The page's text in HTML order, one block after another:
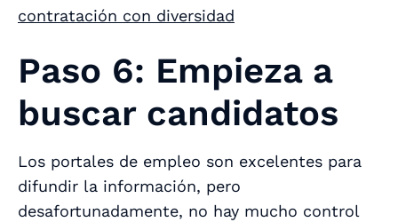
contratación con diversidad
Paso 6: Empieza a
buscar candidatos
Los portales de empleo son excelentes para
difundir la información, pero
desafortunadamente, no hay mucho control